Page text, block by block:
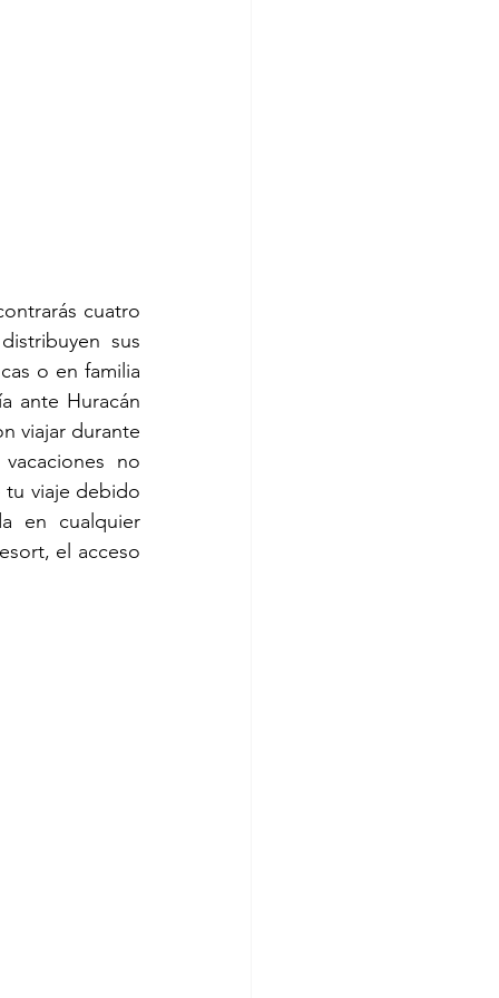
cuatro
sus
o en familia
ante Huracán
viajar durante
no
tu viaje debido
en cualquier
el acceso